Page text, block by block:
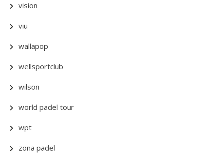
vision
viu
wallapop
wellsportclub
wilson
world padel tour
wpt
zona padel